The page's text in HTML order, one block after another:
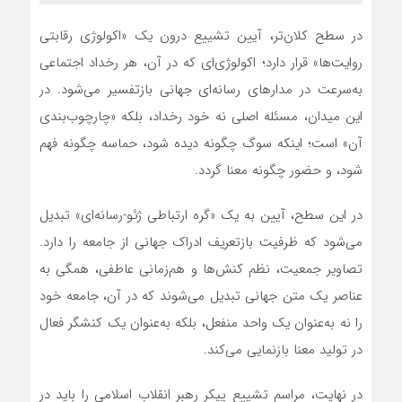
در سطح کلان‌تر، آیین تشییع درون یک «اکولوژی رقابتی
روایت‌ها» قرار دارد؛ اکولوژی‌ای که در آن، هر رخداد اجتماعی
به‌سرعت در مدارهای رسانه‌ای جهانی بازتفسیر می‌شود. در
این میدان، مسئله اصلی نه خود رخداد، بلکه «چارچوب‌بندی
آن» است؛ اینکه سوگ چگونه دیده شود، حماسه چگونه فهم
شود، و حضور چگونه معنا گردد.
در این سطح، آیین به یک «گره ارتباطی ژئو-رسانه‌ای» تبدیل
می‌شود که ظرفیت بازتعریف ادراک جهانی از جامعه را دارد.
تصاویر جمعیت، نظم کنش‌ها و هم‌زمانی عاطفی، همگی به
عناصر یک متن جهانی تبدیل می‌شوند که در آن، جامعه خود
را نه به‌عنوان یک واحد منفعل، بلکه به‌عنوان یک کنشگر فعال
در تولید معنا بازنمایی می‌کند.
در نهایت، مراسم تشییع پیکر رهبر انقلاب اسلامی را باید در